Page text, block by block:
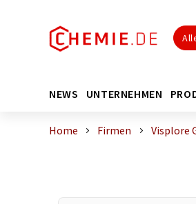
NEWS UNTERNEHMEN
Home Firmen Visplore